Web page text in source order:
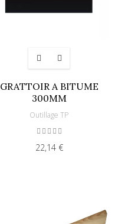
GRATTOIR A BITUME
300MM
Outillage TP
22,14 €